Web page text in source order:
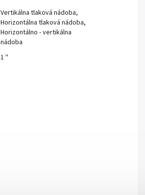
Vertikálna tlaková nádoba,
Horizontálna tlaková nádoba,
Horizontálno - vertikálna
nádoba
1 ''